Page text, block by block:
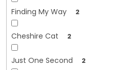
Finding My Way 2
Cheshire Cat 2
Just One Second 2